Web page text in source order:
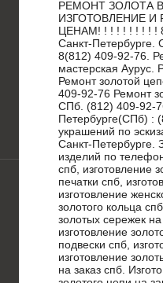
РЕМОНТ ЗОЛОТА
ИЗГОТОВЛЕНИЕ
ЦЕНАМ! ! ! ! ! ! ! ! ! !
Санкт-
8(812) 409-92-76.
мастерская Аурус.
Ремонт золотой
409-92-76 Ремонт
СПб. (812) 409-92-
Петербурге(СПб) :
украшений по
Санкт-Петербурге.
изделий по
спб, изготовление
печатки спб,
изготовление
золотого кольца
золотых сережек на
изготовление
подвески спб,
изготовление
на заказ спб.